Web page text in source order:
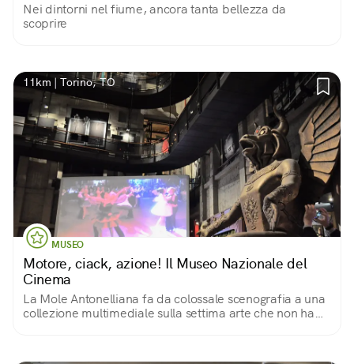
Nei dintorni nel fiume, ancora tanta bellezza da
scoprire
11km | Torino, TO
MUSEO
Motore, ciack, azione! Il Museo Nazionale del
Cinema
La Mole Antonelliana fa da colossale scenografia a una
collezione multimediale sulla settima arte che non ha